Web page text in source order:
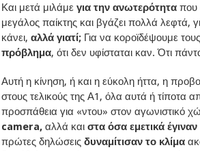
Και μετά μιλάμε για την ανωτερότηταπου
μεγάλος παίκτης και βγάζει πολλά λεφτά,
κάνει, αλλά γιατί; Για να κοροϊδέψουμε
πρόβλημα, ότι δεν υφίσταται καν. Ότι
Αυτή η κίνηση, ή και η εύκολη ήττα, η
στους τελικούς της Α1, όλα αυτά ή τίποτα
προσπάθεια για «ντου» στον αγωνιστικό
camera,αλλά και στα όσα εμετικά
πρώτες δηλώσεις δυναμίτισαν το κλίμα